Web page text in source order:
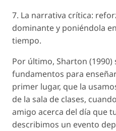
7. La narrativa crítica:
dominante y poniéndola
tiempo.
Por último, Sharton (1990)
fundamentos para
primer lugar, que la
de la sala de clases,
amigo acerca del día que
describimos un evento